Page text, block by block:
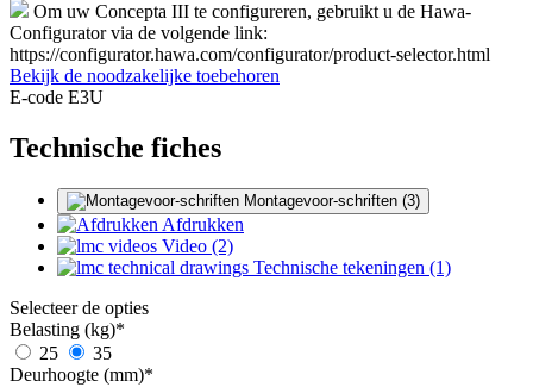
Om uw Concepta III te configureren, gebruikt u de Hawa-
Configurator via de volgende link:
https://configurator.hawa.com/configurator/product-selector.html
Bekijk de noodzakelijke toebehoren
E-code E3U
Technische fiches
Montagevoor-schriften (3)
Afdrukken
Video (2)
Technische tekeningen (1)
Selecteer de opties
Belasting (kg)*
25
35
Deurhoogte (mm)*